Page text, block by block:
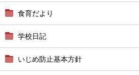
食育だより
学校日記
いじめ防止基本方針